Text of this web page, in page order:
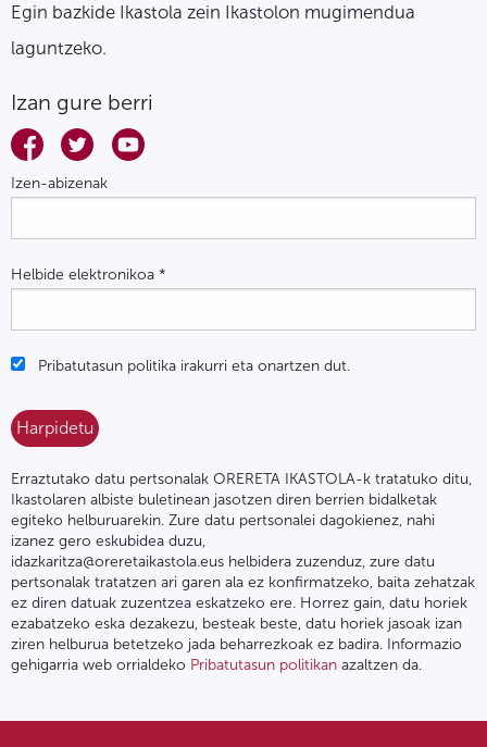
Egin bazkide Ikastola zein Ikastolon mugimendua
laguntzeko.
Izan gure berri
Izen-abizenak
Helbide elektronikoa *
Pribatutasun politika irakurri eta onartzen dut.
Erraztutako datu pertsonalak ORERETA IKASTOLA-k tratatuko ditu,
Ikastolaren albiste buletinean jasotzen diren berrien bidalketak
egiteko helburuarekin. Zure datu pertsonalei dagokienez, nahi
izanez gero eskubidea duzu,
idazkaritza@oreretaikastola.eus helbidera zuzenduz, zure datu
pertsonalak tratatzen ari garen ala ez konfirmatzeko, baita zehatzak
ez diren datuak zuzentzea eskatzeko ere. Horrez gain, datu horiek
ezabatzeko eska dezakezu, besteak beste, datu horiek jasoak izan
ziren helburua betetzeko jada beharrezkoak ez badira. Informazio
gehigarria web orrialdeko Pribatutasun politikan azaltzen da.